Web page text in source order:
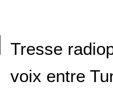
Tresse
voix entre